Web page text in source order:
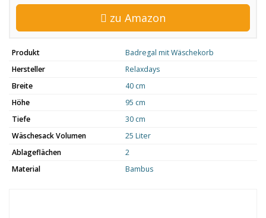
zu Amazon
Produkt
Badregal mit Wäschekorb
Hersteller
Relaxdays
Breite
40 cm
Höhe
95 cm
Tiefe
30 cm
Wäschesack Volumen
25 Liter
Ablageflächen
2
Material
Bambus